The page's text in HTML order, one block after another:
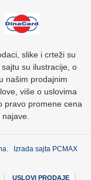
slike i crteži su
su ilustracije, o
našim prodajnim
više o uslovima
pravo promene cena
Izrada sajta PCMAX
USLOVI PRODAJE